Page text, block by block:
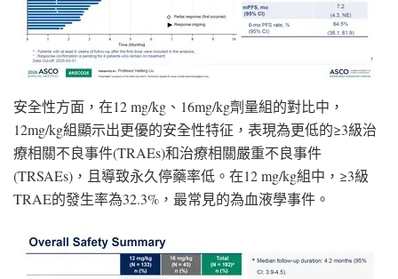
安全性方面，在12 mg/kg、16mg/kg劑量組的對比中，
12mg/kg組顯示出更優的安全性特征，表現為更低的≥3級治
療相關不良事件(TRAEs)和治療相關嚴重不良事件
(TRSAEs)，且導致永久停藥率低。在12 mg/kg組中，≥3級
TRAE的發生率為32.3%，最常見的為血液學事件。